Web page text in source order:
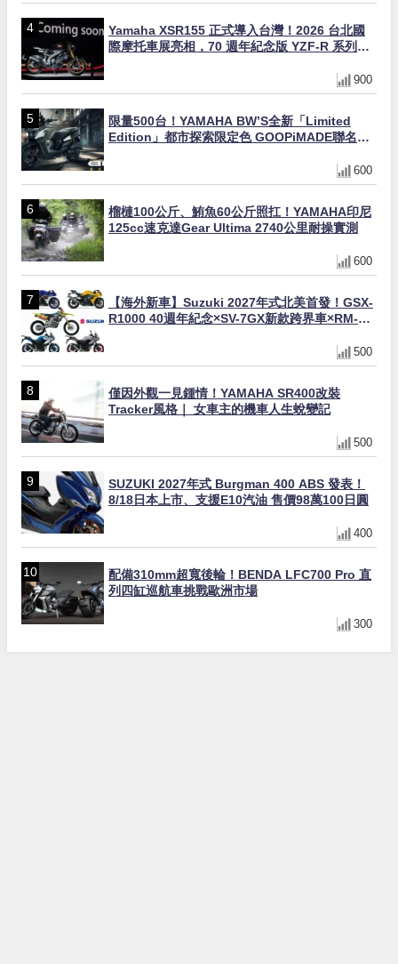
Yamaha XSR155 正式導入台灣！2026 台北國
際摩托車展亮相，70 週年紀念版 YZF-R 系列限
900
限量500台！YAMAHA BW’S全新「Limited
Edition」都市探索限定色 GOOPiMADE聯名包
600
榴槤100公斤、鮪魚60公斤照扛！YAMAHA印尼
125cc速克達Gear Ultima 2740公里耐操實測
600
【海外新車】Suzuki 2027年式北美首發！GSX-
R1000 40週年紀念×SV-7GX新款跨界車×RM-
500
僅因外觀一見鍾情！YAMAHA SR400改裝
Tracker風格｜ 女車主的機車人生蛻變記
500
SUZUKI 2027年式 Burgman 400 ABS 發表！
8/18日本上市、支援E10汽油 售價98萬100日圓
400
配備310mm超寬後輪！BENDA LFC700 Pro 直
列四缸巡航車挑戰歐洲市場
300